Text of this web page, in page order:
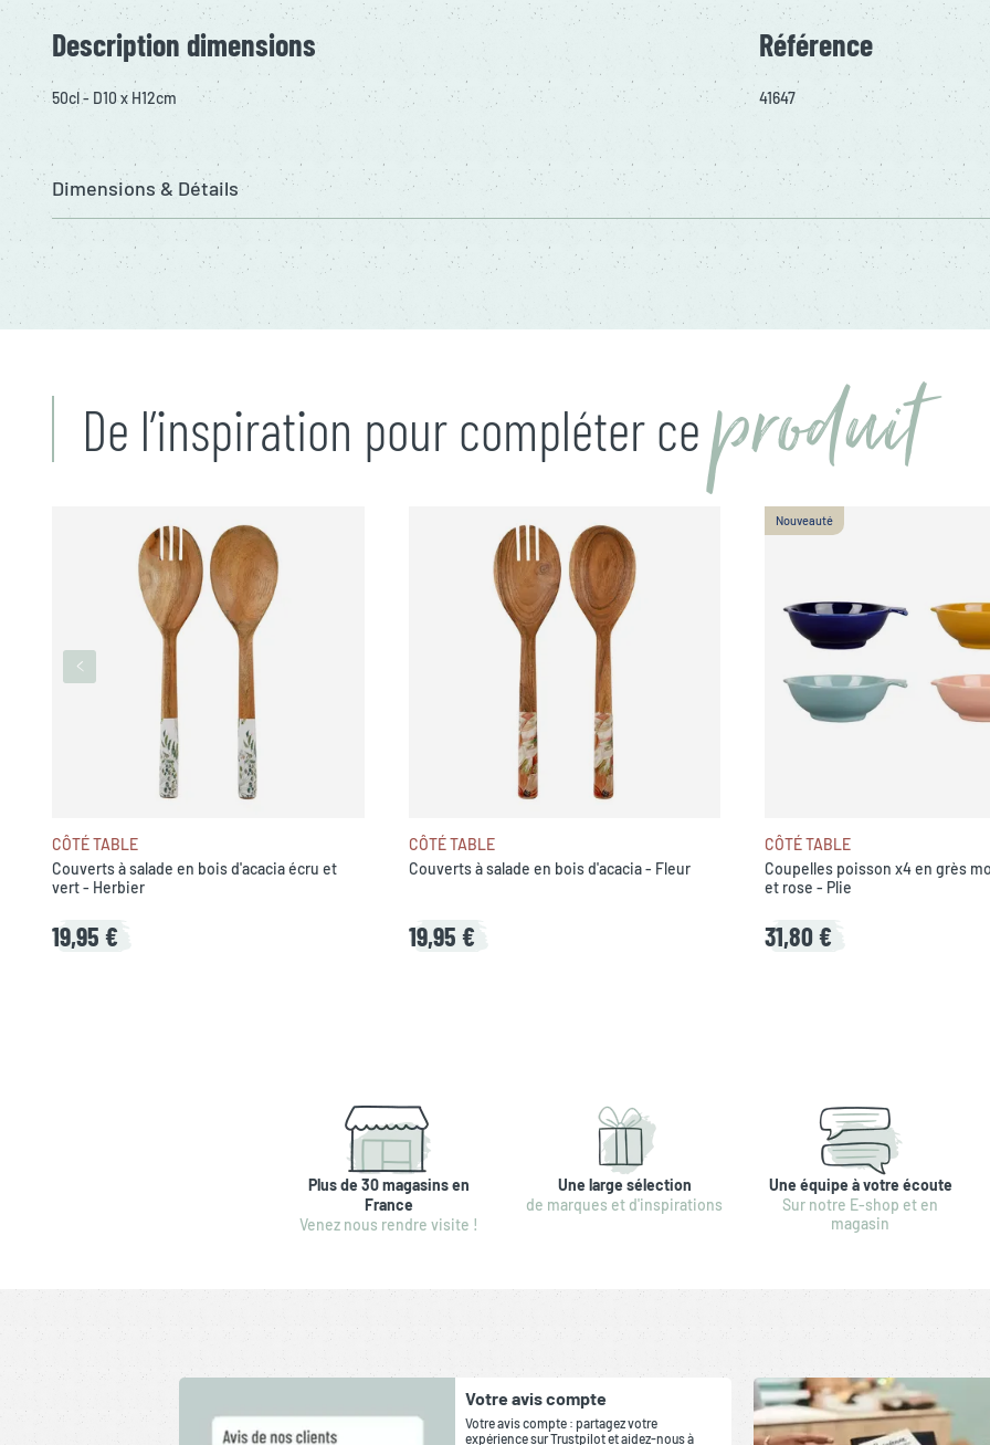
Description dimensions
50cl - D10 x H12cm
Référence
41647
Dimensions & Détails
De l’inspiration pour compléter ce produit
CÔTÉ TABLE
Couverts à salade en bois d'acacia écru et
vert - Herbier
19,95 €
CÔTÉ TABLE
Couverts à salade en bois d'acacia - Fleur
19,95 €
Nouveauté
CÔTÉ TABLE
Coupelles poisson x4 en grès
et rose - Plie
31,80 €
Plus de 30 magasins en
France
Venez nous rendre visite !
Une large sélection
de marques et d'inspirations
Une équipe à votre écoute
Sur notre E-shop et en
magasin
Votre avis compte
Votre avis compte : partagez votre
expérience sur Trustpilot et aidez-nous à